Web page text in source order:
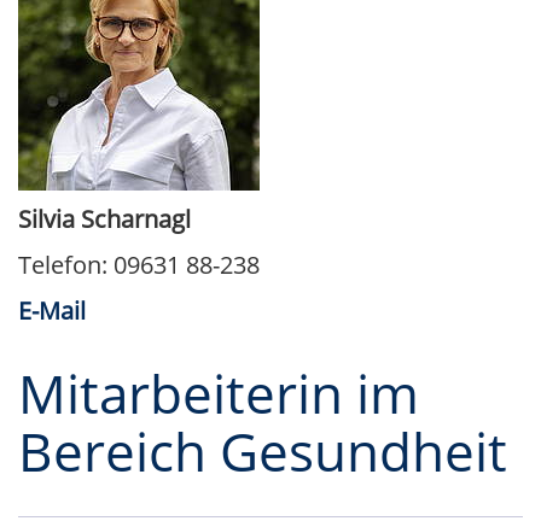
Silvia Scharnagl
Telefon: 09631 88-238
E-Mail
Mitarbeiterin im
Bereich Gesundheit